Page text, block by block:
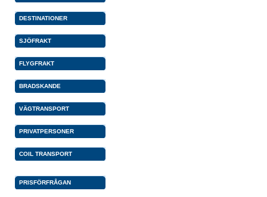
DESTINATIONER
SJÖFRAKT
FLYGFRAKT
BRADSKANDE
VÄGTRANSPORT
PRIVATPERSONER
COIL TRANSPORT
PRISFÖRFRÅGAN